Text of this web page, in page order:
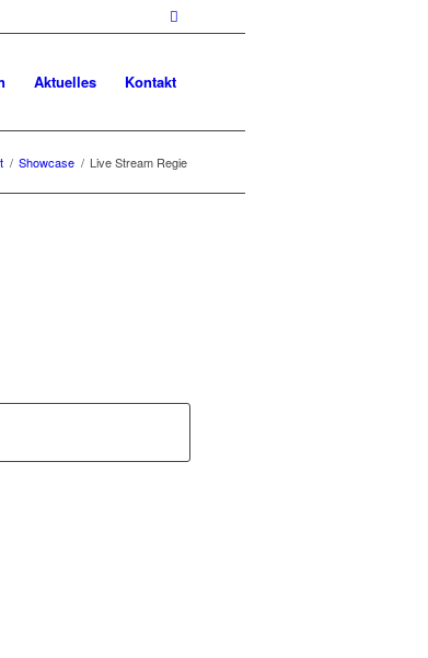
Aktuelles Kontakt
/ Showcase / Live Stream Regie